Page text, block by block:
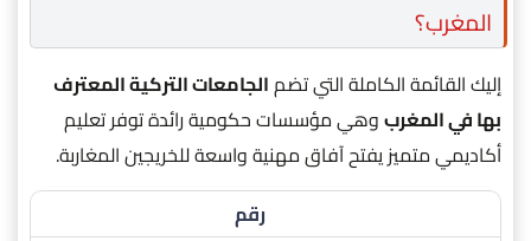
المغرب؟
إليك القائمة الكاملة التي تضمالجامعات التركية المعترف
بها في المغربوهي مؤسسات حكومية رائدة توفر تعليم
أكاديمي متميز يفتح آفاق مهنية واسعة للخريجين المغاربة.
رقم